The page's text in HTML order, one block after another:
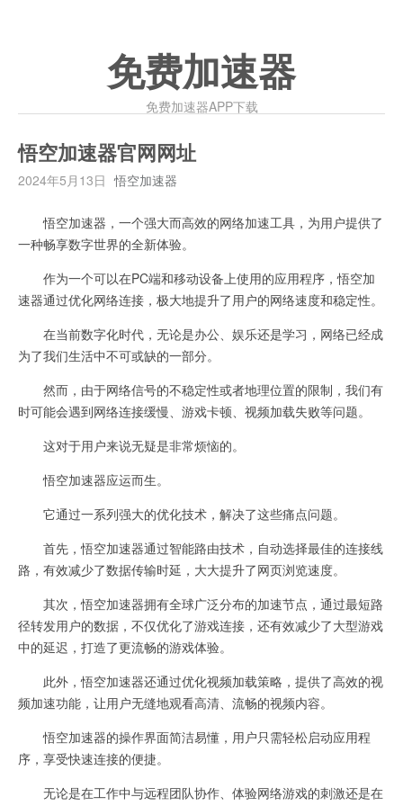
免费加速器
免费加速器APP下载
悟空加速器官网网址
2024年5月13日 悟空加速器
悟空加速器，一个强大而高效的网络加速工具，为用户提供了
一种畅享数字世界的全新体验。
作为一个可以在PC端和移动设备上使用的应用程序，悟空加
速器通过优化网络连接，极大地提升了用户的网络速度和稳定性。
在当前数字化时代，无论是办公、娱乐还是学习，网络已经成
为了我们生活中不可或缺的一部分。
然而，由于网络信号的不稳定性或者地理位置的限制，我们有
时可能会遇到网络连接缓慢、游戏卡顿、视频加载失败等问题。
这对于用户来说无疑是非常烦恼的。
悟空加速器应运而生。
它通过一系列强大的优化技术，解决了这些痛点问题。
首先，悟空加速器通过智能路由技术，自动选择最佳的连接线
路，有效减少了数据传输时延，大大提升了网页浏览速度。
其次，悟空加速器拥有全球广泛分布的加速节点，通过最短路
径转发用户的数据，不仅优化了游戏连接，还有效减少了大型游戏
中的延迟，打造了更流畅的游戏体验。
此外，悟空加速器还通过优化视频加载策略，提供了高效的视
频加速功能，让用户无缝地观看高清、流畅的视频内容。
悟空加速器的操作界面简洁易懂，用户只需轻松启动应用程
序，享受快速连接的便捷。
无论是在工作中与远程团队协作、体验网络游戏的刺激还是在